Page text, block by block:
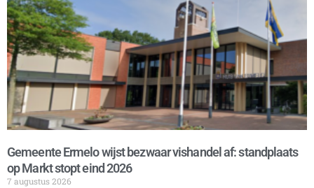
Gemeente Ermelo wijst bezwaar vishandel af: standplaats
op Markt stopt eind 2026
7 augustus 2026